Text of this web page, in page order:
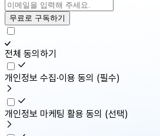
무료로 구독하기
전체 동의하기
개인정보 수집·이용 동의 (필수)
개인정보 마케팅 활용 동의 (선택)